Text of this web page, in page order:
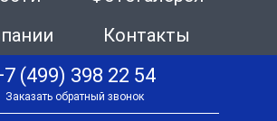
Контакты
(499) 398 22 54
Заказать обратный звонок